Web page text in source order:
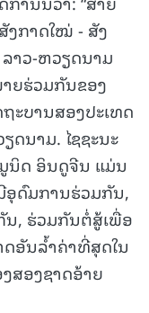
ງກາດໃໝ່ - ສັງ
າວ-ຫວຽດນາມ
ຍຮ່ວມກັນຂອງ
ະບານສອງປະເທດ
ດນາມ. ໄຊຊະນະ
ນິດ ອິນດູຈີນ ແມ່ນ
ອຸດົມການຮ່ວມກັນ,
, ຮ່ວມກັນຕໍ່ສູ້ເພື່ອ
ອັນລໍ້າຄ່າທີ່ສຸດໃນ
ສອງຊາດອ້າຍ